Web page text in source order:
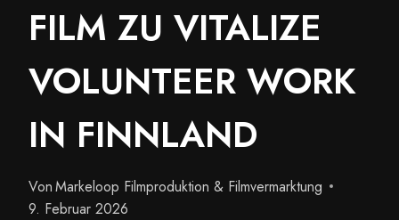
FILM ZU VITALIZE
VOLUNTEER WORK
IN FINNLAND
VonMarkeloop Filmproduktion & Filmvermarktung
9. Februar 2026